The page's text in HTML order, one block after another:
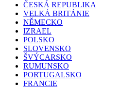
ČESKÁ REPUBLIKA
VELKÁ BRITÁNIE
NĚMECKO
IZRAEL
POLSKO
SLOVENSKO
ŠVÝCARSKO
RUMUNSKO
PORTUGALSKO
FRANCIE